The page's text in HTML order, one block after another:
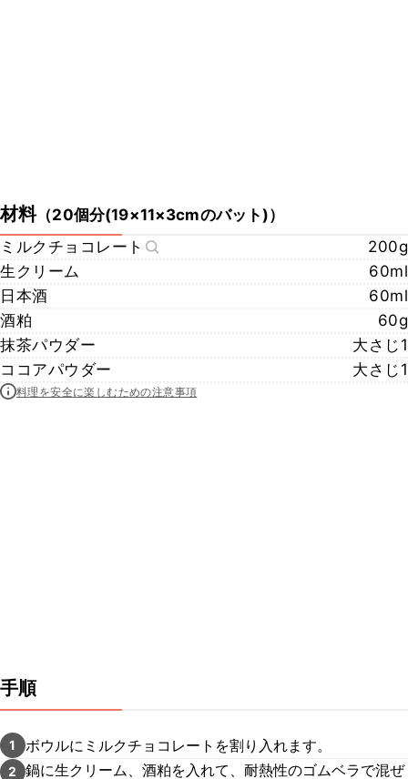
材料（20個分(19×11×3cmのバット)）
ミルクチョコレート
200g
生クリーム
60ml
日本酒
60ml
酒粕
60g
抹茶パウダー
大さじ1
ココアパウダー
大さじ1
料理を安全に楽しむための注意事項
手順
1 ボウルにミルクチョコレートを割り入れます。
2
鍋に生クリーム、酒粕を入れて、耐熱性のゴムベラで混ぜ